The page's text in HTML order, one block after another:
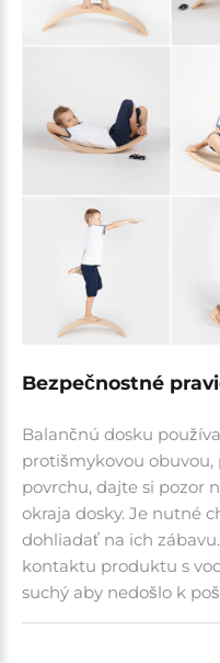
Bezpečnostné
Balančnú dosku
protišmykovou
povrchu, dajte si pozor
okraja dosky. Je nutné
dohliadať na ich
kontaktu produktu s
suchý aby nedošlo k